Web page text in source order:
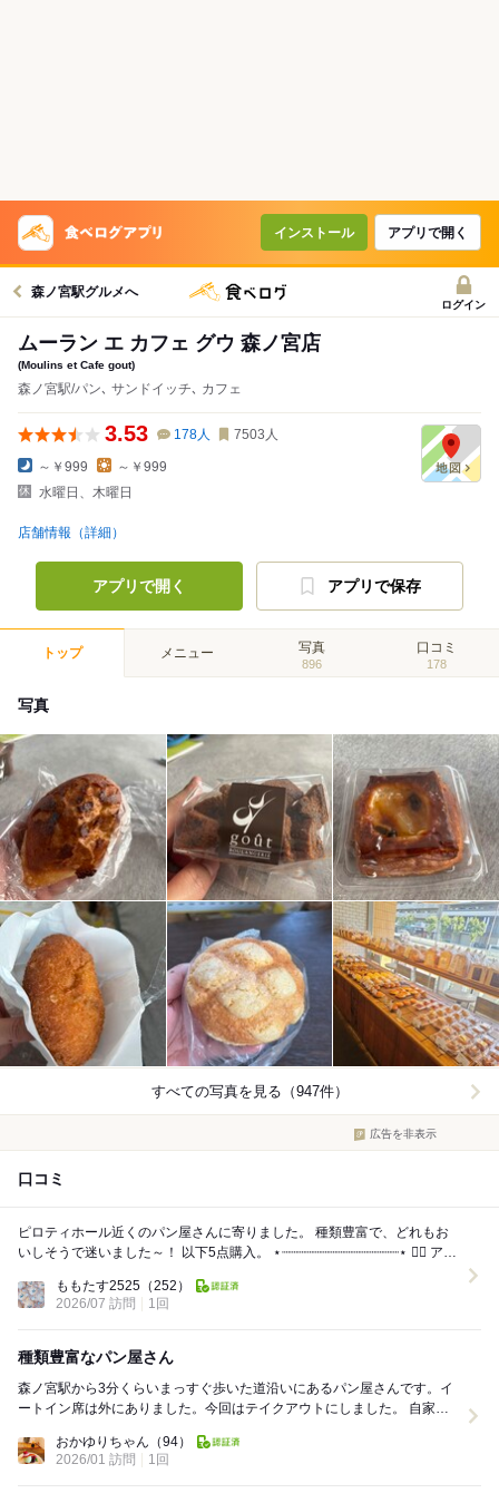
インストール アプリで開く
森ノ宮駅グルメへ
ログイン
ムーラン エ カフェ グウ 森ノ宮店
(Moulins et Cafe gout)
森ノ宮駅/パン､ サンドイッチ､ カフェ
3.53 178人 7503 人
～￥999
～￥999
水曜日、木曜日
店舗情報（詳細）
アプリで開く アプリで保存
トップ メニュー 写真
896
口コミ
178
写真
すべての写真を見る（947件）
広告を非表示
口コミ
ピロティホール近くのパン屋さんに寄りました。 種類豊富で、どれもお
いしそうで迷いました～！ 以下5点購入。 ⋆┈┈┈┈┈┈┈┈┈┈┈┈┈┈┈⋆ ❁⃘ アー
ももたす2525 （252）
2026/07 訪問
1回
種類豊富なパン屋さん
森ノ宮駅から3分くらいまっすぐ歩いた道沿いにあるパン屋さんです。イ
ートイン席は外にありました。今回はテイクアウトにしました。 自家炊
おかゆりちゃん （94）
2026/01 訪問
1回